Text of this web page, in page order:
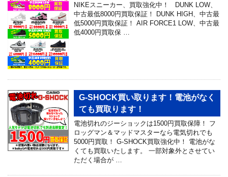
NIKEスニーカー、買取強化中！ DUNK LOW、
中古最低8000円買取保証！ DUNK HIGH、中古最
低5000円買取保証！ AIR FORCE1 LOW、中古最
低4000円買取保 …
G-SHOCK買い取ります！電池がなく
ても買取ります！
電池切れのジーショックは1500円買取保障！ フ
ロッグマン＆マッドマスターなら電気切れでも
5000円買取！ G-SHOCK買取強化中！ 電池がな
くても買取いたします。 一部対象外とさせてい
ただく場合が …